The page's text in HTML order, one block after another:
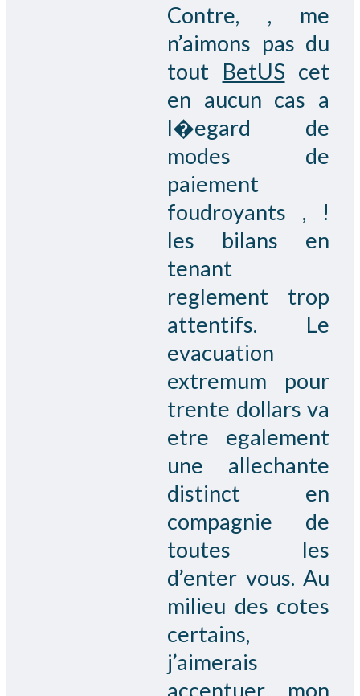
Contre, , me
n’aimons pas du
tout BetUS cet
en aucun cas a
l�egard de
modes de
paiement
foudroyants , !
les bilans en
tenant
reglement trop
attentifs. Le
evacuation
extremum pour
trente dollars va
etre egalement
une allechante
distinct en
compagnie de
toutes les
d’enter vous. Au
milieu des cotes
certains,
j’aimerais
accentuer mon